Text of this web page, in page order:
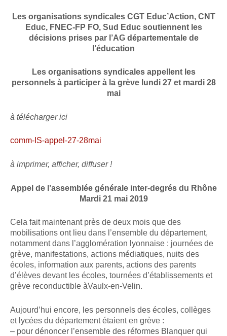
Les organisations syndicales CGT Educ’Action, CNT
Educ, FNEC-FP FO, Sud Educ soutiennent les
décisions prises par l’AG départementale de
l’éducation
Les organisations syndicales appellent les
personnels à participer à la grève lundi 27 et mardi 28
mai
à télécharger ici
comm-IS-appel-27-28mai
à imprimer, afficher, diffuser !
Appel de l’assemblée générale inter-degrés du Rhône
Mardi 21 mai 2019
Cela fait maintenant près de deux mois que des
mobilisations ont lieu dans l’ensemble du département,
notamment dans l’agglomération lyonnaise : journées de
grève, manifestations, actions médiatiques, nuits des
écoles, information aux parents, actions des parents
d’élèves devant les écoles, tournées d’établissements et
grève reconductible àVaulx-en-Velin.
Aujourd’hui encore, les personnels des écoles, collèges
et lycées du département étaient en grève :
– pour dénoncer l’ensemble des réformes Blanquer qui